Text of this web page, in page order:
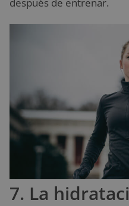
7. La